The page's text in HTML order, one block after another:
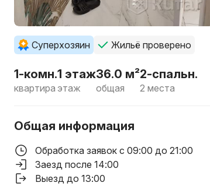
Суперхозяин Жильё проверено
1-комн.
квартира
1 этаж
этаж
36.0 м²
общая
2-спальн.
2 места
Общая информация
Обработка заявок с 09:00 до 21:00
Заезд после 14:00
Выезд до 13:00